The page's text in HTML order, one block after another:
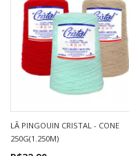
LÃ PINGOUIN CRISTAL - CONE
250G(1.250M)